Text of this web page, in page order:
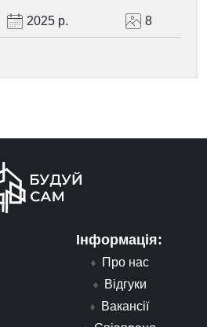
2025 р. 8
Інформація:
Про нас
Відгуки
Вакансії